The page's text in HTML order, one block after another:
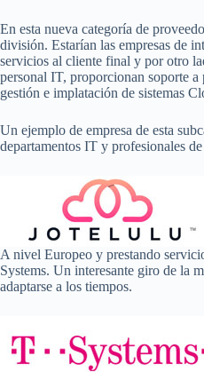
En esta nueva categoría de
división. Estarían las empresas de
servicios al cliente final y por otro
personal IT, proporcionan soporte
gestión e implatación de sistemas
Un ejemplo de empresa de esta
departamentos IT y profesionales
A nivel Europeo y prestando
Systems. Un interesante giro de la
adaptarse a los tiempos.